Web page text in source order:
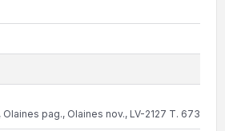
Olaines pag., Olaines nov., LV-2127 T.